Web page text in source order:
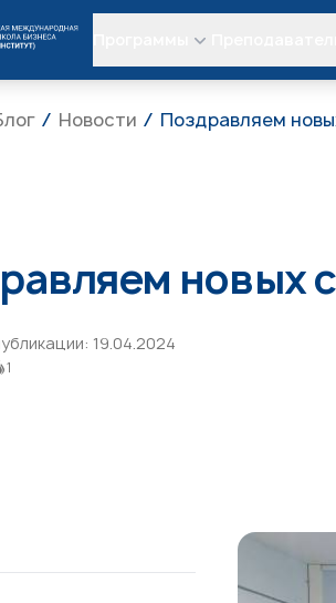
Новости Поздравляем
новых
19.04.2024
1